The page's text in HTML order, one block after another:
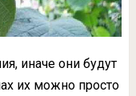
иначе они будут
их можно просто